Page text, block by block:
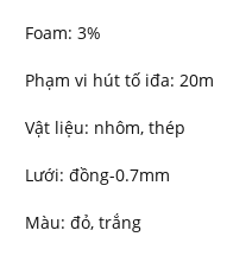
Foam: 3%
Phạm vi hút tố iđa: 20m
Vật liệu: nhôm, thép
Lưới: đồng-0.7mm
Màu: đỏ, trắng